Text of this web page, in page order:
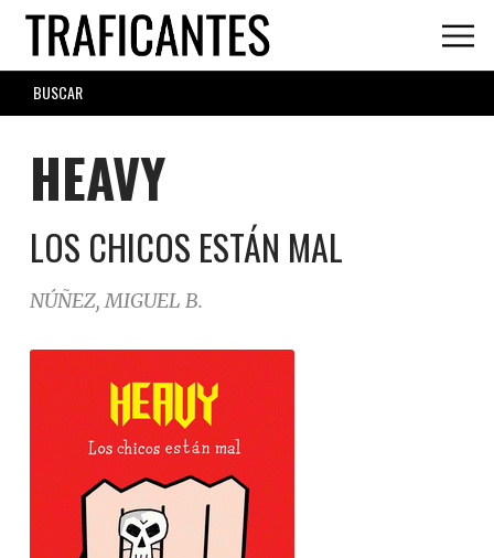
Skip
main
content
SEARCH
FORM
HEAVY
LOS CHICOS ESTÁN MAL
NÚÑEZ, MIGUEL B.